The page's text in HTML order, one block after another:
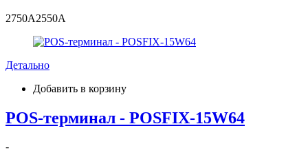
2750A2550A
Детально
Добавить в корзину
POS-терминал - POSFIX-15W64
-